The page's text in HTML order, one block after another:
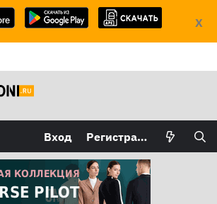
X
Вход Регистрация